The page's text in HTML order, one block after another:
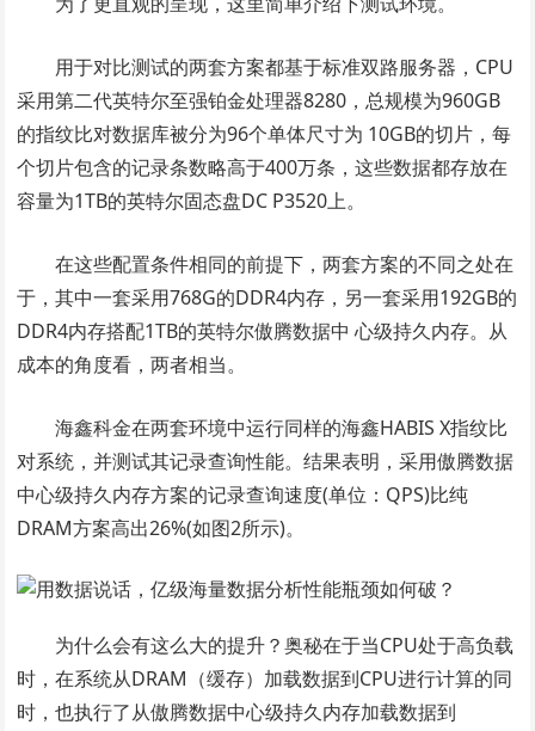
用于对比测试的两套方案都基于标准双路服务器，CPU
采用第二代英特尔至强铂金处理器8280，总规模为960GB
的指纹比对数据库被分为96个单体尺寸为 10GB的切片，每
个切片包含的记录条数略高于400万条，这些数据都存放在
容量为1TB的英特尔固态盘DC P3520上。
在这些配置条件相同的前提下，两套方案的不同之处在
于，其中一套采用768G的DDR4内存，另一套采用192GB的
DDR4内存搭配1TB的英特尔傲腾数据中 心级持久内存。从
成本的角度看，两者相当。
海鑫科金在两套环境中运行同样的海鑫HABIS X指纹比
对系统，并测试其记录查询性能。结果表明，采用傲腾数据
中心级持久内存方案的记录查询速度(单位：QPS)比纯
DRAM方案高出26%(如图2所示)。
为什么会有这么大的提升？奥秘在于当CPU处于高负载
时，在系统从DRAM（缓存）加载数据到CPU进行计算的同
时，也执行了从傲腾数据中心级持久内存加载数据到